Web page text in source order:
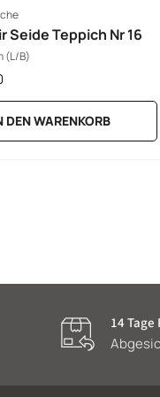
Seide Teppich Nr 16
(L/B)
DEN WARENKORB
14